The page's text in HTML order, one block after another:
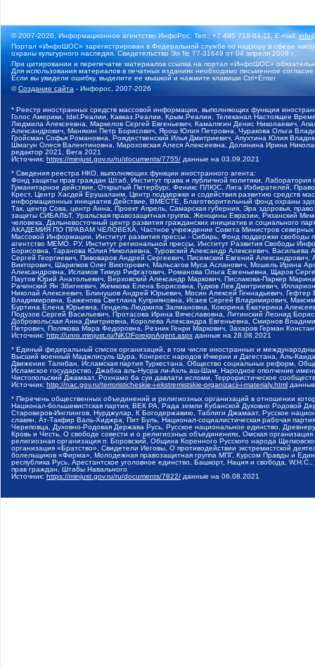
© 2007-2026, Информационное агентство ИнфоРос. Тел.: +7 495 718-84-11, E-mail:
Портал «ИнфоШОС» зарегистрирован в Федеральной службе по надзору в сфере
охраны культурного наследия. Свидетельство Эл № 77-31649 от 04 апреля 2008 г.
При цитировании и перепечатке материалов ссылка на портал «ИнфоШОС»
Для использования материалов в печатных изданиях необходимо письменное
Если вы увидели ошибку, выделите ее мышкой и нажмите клавиши Ctrl+Enter
©Создание сайта - Инфорос, 2007-2026
* Реестр иностранных средств массовой информации, выполняющих функции
Голос Америки, Idel.Реалии, Кавказ.Реалии, Крым.Реалии, Телеканал Настоящее
Людмила Алексеевна, Маркелов Сергей Евгеньевич, Камалягин Денис Николаевич,
Александрович, Маняхин Петр Борисович, Ярош Юлия Петровна, Чуракова Ольга
Гройсман Софья Романовна, Рождественский Илья Дмитриевич, Апухтина Юлия
Шмагун Олеся Валентиновна, Мароховская Алеся Алексеевна, Долинина Ирина
редактор 2021, Вега 2021
Источник: https://minjust.gov.ru/ru/documents/7755/ данные на 03.09.2021
* Сведения реестра НКО, выполняющих функции иностранного агента:
Фонд защиты прав граждан Штаб, Институт права и публичной политики,
Гуманитарное действие, Открытый Петербург, Феникс ПЛЮС, Лига Избирателей,
Крест, Центр Хасдей Ерушалаим, Центр поддержки и содействия развитию средств
информационных инициатив Действие, ВМЕСТЕ, Благотворительный фонд охраны
Так, центр Сова, центр Анна, Проект Апрель, Самарская губерния, Эра здоровья,
защиты СИБАЛЬТ, Уральская правозащитная группа, Женщины Евразии, Рязанский
человека, Дальневосточный центр развития гражданских инициатив и социального
АКАДЕМИЯ ПО ПРАВАМ ЧЕЛОВЕКА, Частное учреждение Совета Министров северных
Массовой Информации, Институт развития прессы - Сибирь, Фонд поддержки
агентство МЕМО. РУ, Институт региональной прессы, Институт Развития Свободы
Борисовна, Таранова Юлия Николаевна, Туровский Александр Алексеевич,
Сергей Георгиевич, Пивоваров Андрей Сергеевич, Писемский Евгений
Викторович, Шарипков Олег Викторович, Мальсагов Муса Асланович, Мошель Ирина
Александровна, Исламов Тимур Рифгатович, Романова Ольга Евгеньевна, Щаров
Паутов Юрий Анатольевич, Верховский Александр Маркович, Пислакова-Паркер
Рачинский Ян Збигневич, Жемкова Елена Борисовна, Гудков Лев Дмитриевич,
Николай Алексеевич, Блинушов Андрей Юрьевич, Мосин Алексей Геннадьевич,
Владимировна, Баженова Светлана Куприяновна, Исаев Сергей Владимирович,
Буртина Елена Юрьевна, Гендель Людмила Залмановна, Кокорина Екатерина
Подузов Сергей Васильевич, Протасова Ирина Вячеславовна, Литинский Леонид
Добровольская Анна Дмитриевна, Королева Александра Евгеньевна, Смирнов
Петрович, Полякова Мара Федоровна, Резник Генри Маркович, Захаров Герман
Источник: http://unro.minjust.ru/NKOForeignAgent.aspx данные на 28.08.2021
* Единый федеральный список организаций, в том числе иностранных и
Высший военный Маджлисуль Шура, Конгресс народов Ичкерии и Дагестана, Аль-
Движение Талибан, Исламская партия Туркестана, Общество социальных реформ,
Исламское государство, Джабха аль-Нусра ли-Ахль аш-Шам, Народное ополчение
Чистопольский Джамаат, Рохнамо ба суи давлати исломи, Террористическое
Источник: http://nac.gov.ru/terroristicheskie-i-ekstremistskie-organizacii-i-materialy.html
* Перечень общественных объединений и религиозных организаций в отношении
Национал-большевистская партия, ВЕК РА, Рада земли Кубанской Духовно Родовой
Староверов-Инглингов, Нурджулар, К Богодержавию, Таблиги Джамаат, Русское
славян, Ат-Такфир Валь-Хиджра, Пит Буль, Национал-социалистическая рабочая
Череповца, Духовно-Родовая Держава Русь, Русское национальное единство,
Кровь и Честь, О свободе совести и о религиозных объединениях, Омская
религиозная организация п. Боровский, Община Коренного Русского народа
организация «Братство», Свидетели Иеговы, О противодействии экстремистской
болельщиков «Фирма», Молодежная правозащитная группа МПГ, Курсом Правды и
республика Русь, Арестантское уголовное единство, Башкорт, Нация и свобода,
прав граждан, Штабы Навального
Источник: https://minjust.gov.ru/ru/documents/7822/ данные на 06.08.2021